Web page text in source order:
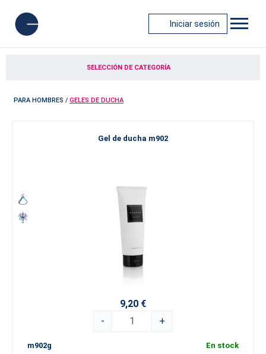
Iniciar sesión
SELECCIÓN DE CATEGORÍA
PARA HOMBRES / GELES DE DUCHA
Gel de ducha m902
9,20 €
-
+
m902g En stock